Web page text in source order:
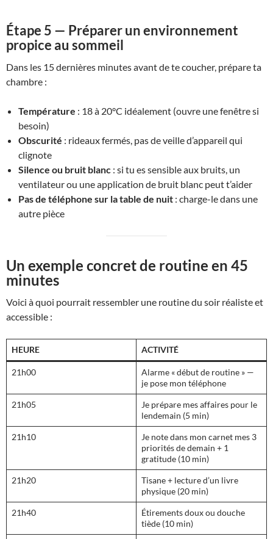
Étape 5 — Préparer un environnement
propice au sommeil
Dans les 15 dernières minutes avant de te coucher, prépare ta
chambre :
Température : 18 à 20°C idéalement (ouvre une fenêtre si
besoin)
Obscurité : rideaux fermés, pas de veille d’appareil qui
clignote
Silence ou bruit blanc : si tu es sensible aux bruits, un
ventilateur ou une application de bruit blanc peut t’aider
Pas de téléphone sur la table de nuit : charge-le dans une
autre pièce
Un exemple concret de routine en 45
minutes
Voici à quoi pourrait ressembler une routine du soir réaliste et
accessible :
HEURE ACTIVITÉ
21h00
Alarme « début de routine » —
je pose mon téléphone
21h05
Je prépare mes affaires pour le
lendemain (5 min)
21h10
Je note dans mon carnet mes 3
priorités de demain + 1
gratitude (10 min)
21h20
Tisane + lecture d’un livre
physique (20 min)
21h40
Étirements doux ou douche
tiède (10 min)